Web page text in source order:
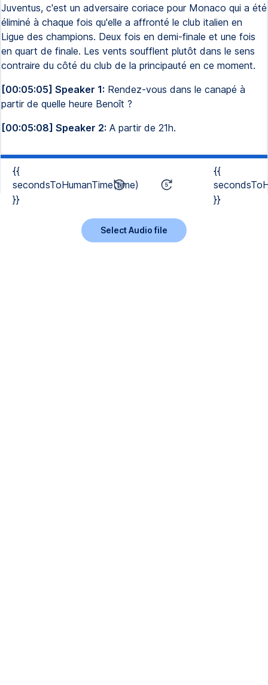
Juventus, c'est un adversaire coriace pour Monaco qui a été
éliminé à chaque fois qu'elle a affronté le club italien en
Ligue des champions. Deux fois en demi-finale et une fois
en quart de finale. Les vents soufflent plutôt dans le sens
contraire du côté du club de la principauté en ce moment.
[00:05:05] Speaker 1: Rendez-vous dans le canapé à
partir de quelle heure Benoît ?
[00:05:08] Speaker 2: A partir de 21h.
{{
secondsToHumanTime(time)
}}
{{
}}
Select Audio file